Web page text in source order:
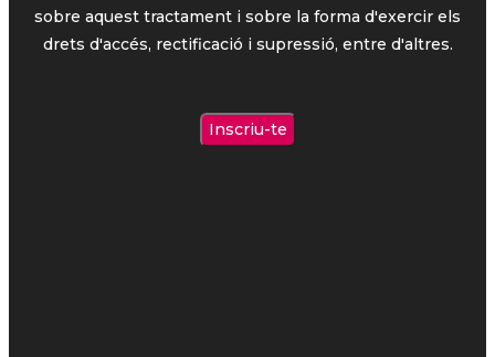
sobre aquest tractament i sobre la forma d'exercir els
drets d'accés, rectificació i supressió, entre d'altres.